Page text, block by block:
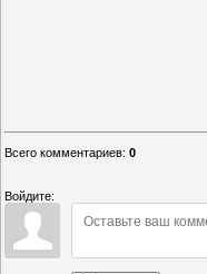
Всего комментариев: 0
Войдите: